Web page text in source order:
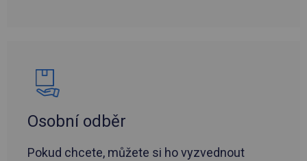
Osobní odběr
Pokud chcete, můžete si ho vyzvednout